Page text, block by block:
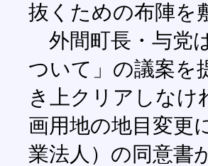
抜くための布陣を
外間町長・与党
ついて」の議案を
き上クリアしなけ
画用地の地目変更
業法人）の同意書